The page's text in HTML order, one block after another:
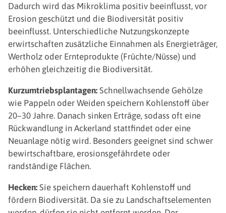
Dadurch wird das Mikroklima positiv beeinflusst, vor
Erosion geschützt und die Biodiversität positiv
beeinflusst. Unterschiedliche Nutzungskonzepte
erwirtschaften zusätzliche Einnahmen als Energieträger,
Wertholz oder Ernteprodukte (Früchte/Nüsse) und
erhöhen gleichzeitig die Biodiversität.
Kurzumtriebsplantagen: Schnellwachsende Gehölze
wie Pappeln oder Weiden speichern Kohlenstoff über
20–30 Jahre. Danach sinken Erträge, sodass oft eine
Rückwandlung in Ackerland stattfindet oder eine
Neuanlage nötig wird. Besonders geeignet sind schwer
bewirtschaftbare, erosionsgefährdete oder
randständige Flächen.
Hecken: Sie speichern dauerhaft Kohlenstoff und
fördern Biodiversität. Da sie zu Landschaftselementen